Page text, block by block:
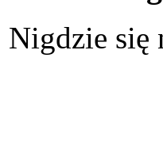
Nigdzie się